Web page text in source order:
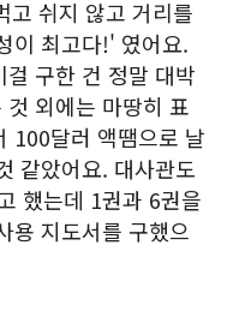
고 쉬지 않고 거리를
이 최고다!' 였어요.
구한 건 정말 대박
외에는 마땅히 표
100달러 액땜으로 날
같았어요. 대사관도
했는데 1권과 6권을
용 지도서를 구했으